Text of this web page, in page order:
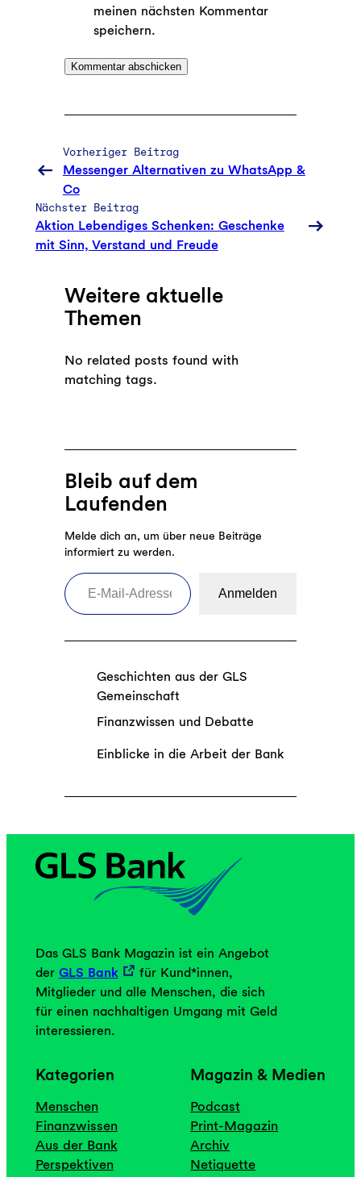
meinen nächsten Kommentar
speichern.
Vorheriger Beitrag
Messenger Alternativen zu WhatsApp &
Co
Nächster Beitrag
Aktion Lebendiges Schenken: Geschenke
mit Sinn, Verstand und Freude
Weitere aktuelle
Themen
No related posts found with
matching tags.
Bleib auf dem
Laufenden
Melde dich an, um über neue Beiträge
informiert zu werden.
E-Mail-Adresse eingeben
Anmelden
Geschichten aus der GLS
Gemeinschaft
Finanzwissen und Debatte
Einblicke in die Arbeit der Bank
Das GLS Bank Magazin ist ein Angebot
der GLS Bank
für Kund*innen,
Mitglieder und alle Menschen, die sich
für einen nachhaltigen Umgang mit Geld
interessieren.
Kategorien
Menschen
Finanzwissen
Aus der Bank
Perspektiven
Magazin & Medien
Podcast
Print-Magazin
Archiv
Netiquette